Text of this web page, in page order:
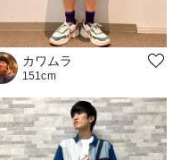
カワムラ
151cm